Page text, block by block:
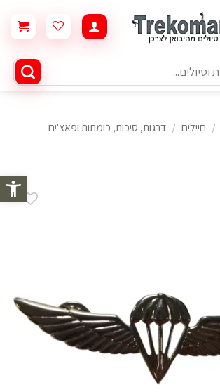
פתח
/ חיילים / דרגות, סיכות, כומתות ופאצ'ים